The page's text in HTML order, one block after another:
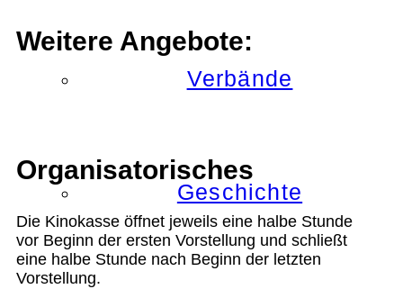
Verbände
Geschichte
Weitere Angebote:
Organisatorisches
Die Kinokasse öffnet jeweils eine halbe Stunde
vor Beginn der ersten Vorstellung und schließt
eine halbe Stunde nach Beginn der letzten
Vorstellung.